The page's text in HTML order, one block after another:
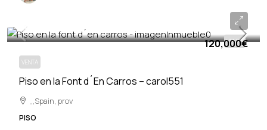
VENTA
120,000€
VENTA
Piso en la Font d´En Carros – carol551
120,000€
,,,Spain, prov
PISO